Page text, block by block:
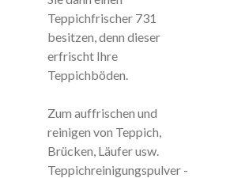
Teppichfrischer 731
besitzen, denn dieser
erfrischt Ihre
Teppichböden.
Zum auffrischen und
reinigen von Teppich,
Brücken, Läufer usw.
Teppichreinigungspulver -